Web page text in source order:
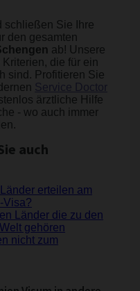
schließen Sie Ihre
den gesamten
ab! Unsere
die für ein
sind. Profitieren Sie
Service Doctor
ärztliche Hilfe
- wo auch immer
auch
erteilen am
Visa?
Länder die zu den
gehören
nicht zum